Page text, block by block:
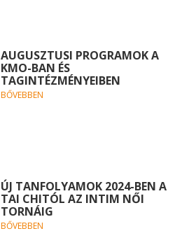
AUGUSZTUSI PROGRAMOK A
KMO-BAN ÉS
TAGINTÉZMÉNYEIBEN
BŐVEBBEN
ÚJ TANFOLYAMOK 2024-BEN A
TAI CHITÓL AZ INTIM NŐI
TORNÁIG
BŐVEBBEN